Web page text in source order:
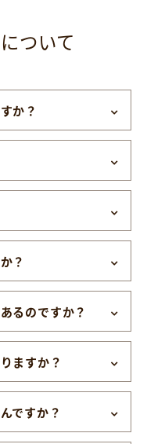
ついて
か？
？
るのですか？
ますか？
ですか？